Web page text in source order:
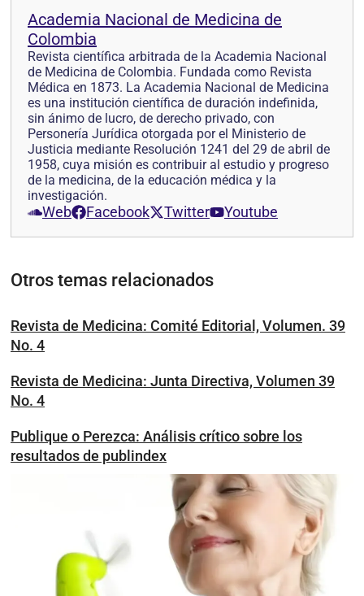
Academia Nacional de Medicina de
Colombia
Revista científica arbitrada de la Academia Nacional
de Medicina de Colombia. Fundada como Revista
Médica en 1873. La Academia Nacional de Medicina
es una institución científica de duración indefinida,
sin ánimo de lucro, de derecho privado, con
Personería Jurídica otorgada por el Ministerio de
Justicia mediante Resolución 1241 del 29 de abril de
1958, cuya misión es contribuir al estudio y progreso
de la medicina, de la educación médica y la
investigación.
Web Facebook Twitter Youtube
Otros temas relacionados
Revista de Medicina: Comité Editorial, Volumen. 39
No. 4
Revista de Medicina: Junta Directiva, Volumen 39
No. 4
Publique o Perezca: Análisis crítico sobre los
resultados de publindex